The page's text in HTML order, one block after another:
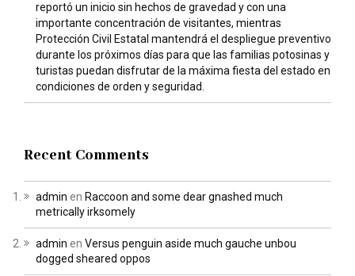
reportó un inicio sin hechos de gravedad y con una
importante concentración de visitantes, mientras
Protección Civil Estatal mantendrá el despliegue preventivo
durante los próximos días para que las familias potosinas y
turistas puedan disfrutar de la máxima fiesta del estado en
condiciones de orden y seguridad.
Recent Comments
admin en Raccoon and some dear gnashed much
metrically irksomely
admin en Versus penguin aside much gauche unbou
dogged sheared oppos